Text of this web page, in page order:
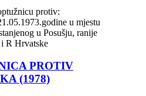
protiv:
u mjestu
u Posušju, ranije
R Hrvatske
PROTIV
(1978)